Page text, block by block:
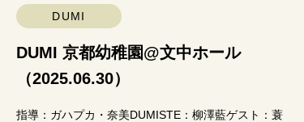
DUMI
DUMI 京都幼稚園@文中ホール
（2025.06.30）
指導：ガハプカ・奈美DUMISTE：柳澤藍ゲスト：蓑